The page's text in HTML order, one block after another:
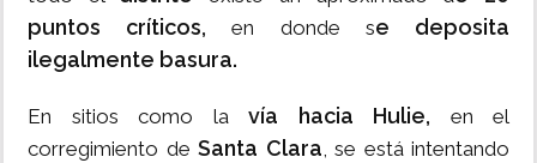
puntos críticos,en donde se deposita
ilegalmente basura.
En sitios como la vía hacia Hulie, en el
corregimiento de Santa Clara, se está intentando